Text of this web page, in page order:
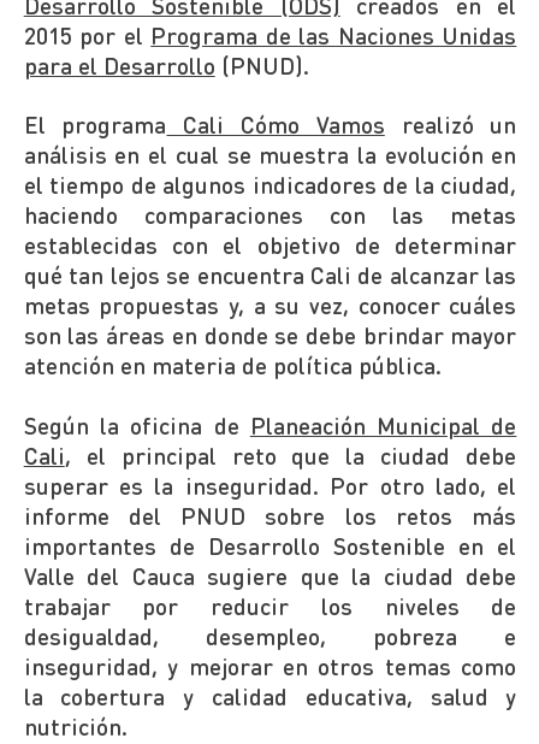
2015 por el Programa de las Naciones Unidas
para el Desarrollo (PNUD).
El programa Cali Cómo Vamos realizó un
análisis en el cual se muestra la evolución en
el tiempo de algunos indicadores de la ciudad,
haciendo comparaciones con las metas
establecidas con el objetivo de determinar
qué tan lejos se encuentra Cali de alcanzar las
metas propuestas y, a su vez, conocer cuáles
son las áreas en donde se debe brindar mayor
atención en materia de política pública.
Según la oficina de Planeación Municipal de
Cali, el principal reto que la ciudad debe
superar es la inseguridad. Por otro lado, el
informe del PNUD sobre los retos más
importantes de Desarrollo Sostenible en el
Valle del Cauca sugiere que la ciudad debe
trabajar por reducir los niveles de
desigualdad, desempleo, pobreza e
inseguridad, y mejorar en otros temas como
la cobertura y calidad educativa, salud y
nutrición.